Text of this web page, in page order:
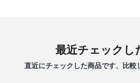
最近チェックし
直近にチェックした商品です、比較